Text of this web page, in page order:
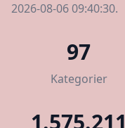
2026-08-06 09:40:30.
97
Kategorier
1.575.211